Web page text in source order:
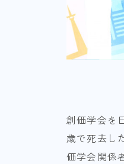
創価学会を
歳で死去し
価学会関係